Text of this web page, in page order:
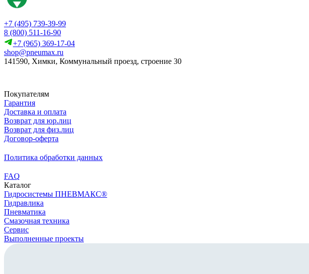
+7 (495) 739-39-99
8 (800) 511-16-90
+7 (965) 369-17-04
shop@pneumax.ru
141590, Химки, Коммунальный проезд, строение 30
Покупателям
Гарантия
Доставка и оплата
Возврат для юр.лиц
Возврат для физ.лиц
Договор-оферта
Политика обработки данных
FAQ
Каталог
Гидросистемы ПНЕВМАКС®
Гидравлика
Пневматика
Смазочная техника
Сервис
Выполненные проекты